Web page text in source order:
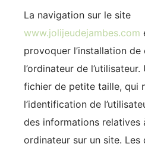
La navigation sur le site
www.jolijeudejambes.com
provoquer l’installation
l’ordinateur de
fichier de petite taille, qui
l’identification de
des informations relatives
ordinateur sur un site. Les